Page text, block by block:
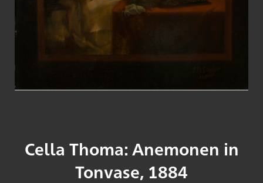
Cella Thoma: Anemonen in
Tonvase, 1884